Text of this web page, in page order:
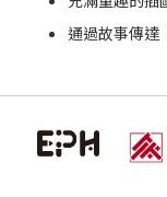
通過故事傳達